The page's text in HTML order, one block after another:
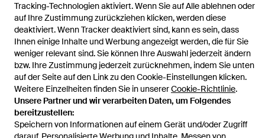
Tracking-Technologien aktiviert. Wenn Sie auf Alle ablehnen oder
auf Ihre Zustimmung zurückziehen klicken, werden diese
deaktiviert. Wenn Tracker deaktiviert sind, kann es sein, dass
Ihnen einige Inhalte und Werbung angezeigt werden, die für Sie
weniger relevant sind. Sie können Ihre Auswahl jederzeit ändern
bzw. Ihre Zustimmung jederzeit zurücknehmen, indem Sie unten
auf der Seite auf den Link zu den Cookie-Einstellungen klicken.
Weitere Einzelheiten finden Sie in unsererCookie-Richtlinie.
Unsere Partner und wir verarbeiten Daten, um Folgendes
bereitzustellen:
Speichern von Informationen auf einem Gerät und/oder Zugriff
Hilfe und Informationen